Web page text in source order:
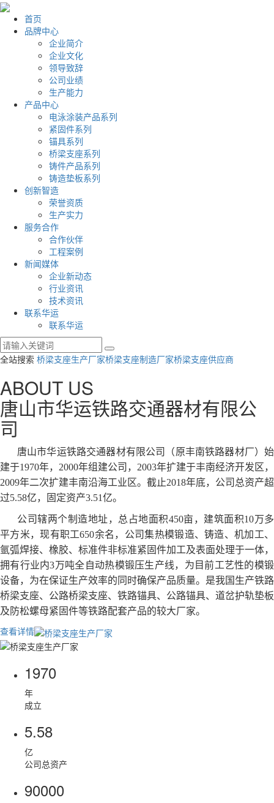
首页
品牌中心
企业简介
企业文化
领导致辞
公司业绩
生产能力
产品中心
电泳涂装产品系列
紧固件系列
锚具系列
桥梁支座系列
铸件产品系列
铸造垫板系列
创新智造
荣誉资质
生产实力
服务合作
合作伙伴
工程案例
新闻媒体
企业新动态
行业资讯
技术资讯
联系华运
联系华运
全站搜索 桥梁支座生产厂家桥梁支座制造厂家桥梁支座供应商
ABOUT US
唐山市华运铁路交通器材有限公
司
唐山市华运铁路交通器材有限公司（原丰南铁路器材厂）始
建于1970年，2000年组建公司，2003年扩建于丰南经济开发区，
2009年二次扩建丰南沿海工业区。截止2018年底，公司总资产超
过5.58亿，固定资产3.51亿。
公司辖两个制造地址，总占地面积450亩，建筑面积10万多
平方米，现有职工650余名，公司集热模锻造、铸造、机加工、
氩弧焊接、橡胶、标准件非标准紧固件加工及表面处理于一体，
拥有行业内3万吨全自动热模锻压生产线，为目前工艺性的模锻
设备，为在保证生产效率的同时确保产品质量。是我国生产铁路
桥梁支座、公路桥梁支座、铁路锚具、公路锚具、道岔护轨垫板
及防松螺母紧固件等铁路配套产品的较大厂家。
查看详情
1970
年
成立
5.58
亿
公司总资产
90000